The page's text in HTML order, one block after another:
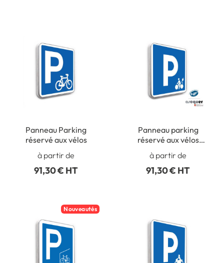
Panneau Parking
réservé aux vélos
à partir de
91,30 € HT
Panneau parking
réservé aux vélos
à partir de
91,30 € HT
Nouveautés